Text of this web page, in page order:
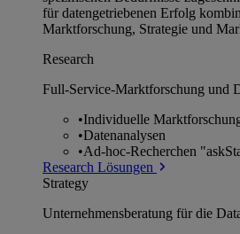
für datengetriebenen Erfolg
Marktforschung, Strategie und
Research
Full-Service-Marktforschung und
•Individuelle
•Datenanalysen
•Ad-hoc-Recherchen
Research Lösungen
Strategy
Unternehmens­beratung für die